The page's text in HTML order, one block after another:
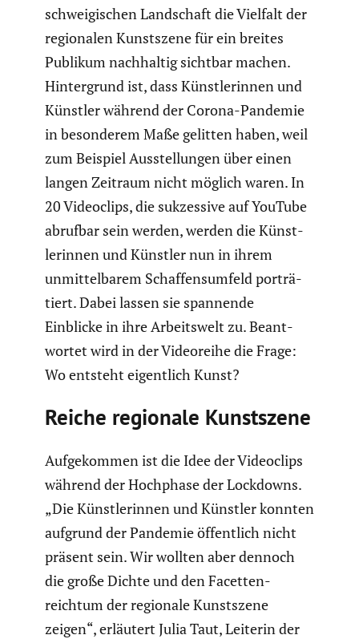
schwei­gi­schen Landschaft die Vielfalt der
regio­nalen Kunst­szene für ein breites
Publikum nachhaltig sichtbar machen.
Hinter­grund ist, dass Künst­le­rinnen und
Künstler während der Corona-Pandemie
in beson­derem Maße gelitten haben, weil
zum Beispiel Ausstel­lungen über einen
langen Zeitraum nicht möglich waren. In
20 Video­clips, die sukzes­sive auf YouTube
abrufbar sein werden, werden die Künst­
le­rinnen und Künstler nun in ihrem
unmit­tel­barem Schaf­fens­um­feld porträ­
tiert. Dabei lassen sie spannende
Einblicke in ihre Arbeits­welt zu. Beant­
wortet wird in der Videoreihe die Frage:
Wo entsteht eigent­lich Kunst?
Reiche regionale Kunst­szene
Aufge­kommen ist die Idee der Video­clips
während der Hochphase der Lockdowns.
„Die Künst­le­rinnen und Künstler konnten
aufgrund der Pandemie öffent­lich nicht
präsent sein. Wir wollten aber dennoch
die große Dichte und den Facet­ten­
reichtum der regionale Kunst­szene
zeigen“, erläutert Julia Taut, Leiterin der